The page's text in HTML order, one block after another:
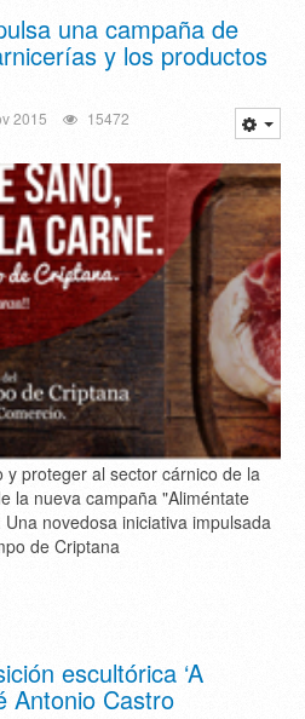
una campaña de
y los productos
2015 15472
y proteger al sector cárnico de la
la nueva campaña "Aliméntate
novedosa iniciativa impulsada
de Criptana
escultórica ‘A
Antonio Castro